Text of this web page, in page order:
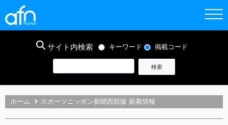
サイト内検索 キーワード 掲載コード
ホーム スポーツニッポン新聞西部版 新着情報